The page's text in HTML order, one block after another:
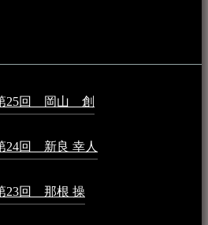
第25回 岡山 創
24回 新良 幸人
23回 那根 操